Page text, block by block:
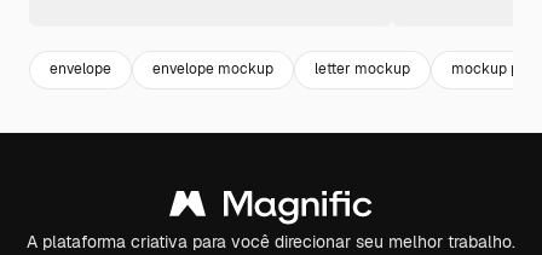
envelope envelope mockup letter mockup mockup
A plataforma criativa para você direcionar seu melhor trabalho.